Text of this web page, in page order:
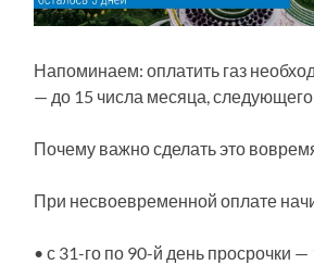
Напоминаем: оплатить газ
— до 15 числа месяца,
Почему важно сделать это
При несвоевременной оплате
• с 31-го по 90-й день просрочки